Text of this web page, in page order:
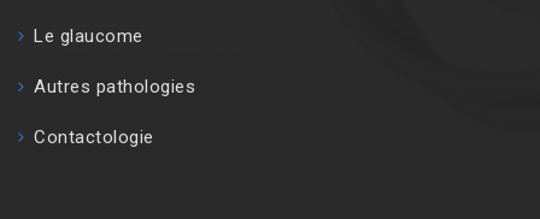
Le glaucome
Autres pathologies
Contactologie